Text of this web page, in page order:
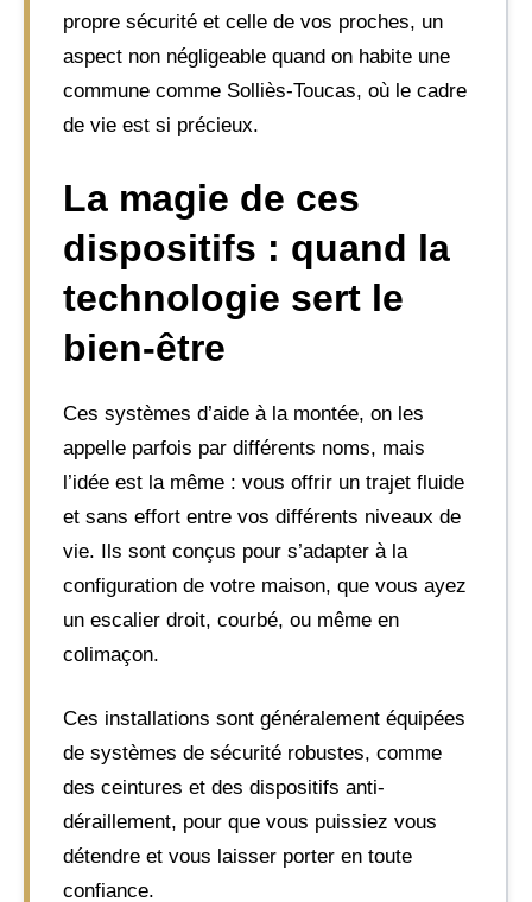
propre sécurité et celle de vos proches, un
aspect non négligeable quand on habite une
commune comme Solliès-Toucas, où le cadre
de vie est si précieux.
La magie de ces
dispositifs : quand la
technologie sert le
bien-être
Ces systèmes d’aide à la montée, on les
appelle parfois par différents noms, mais
l’idée est la même : vous offrir un trajet fluide
et sans effort entre vos différents niveaux de
vie. Ils sont conçus pour s’adapter à la
configuration de votre maison, que vous ayez
un escalier droit, courbé, ou même en
colimaçon.
Ces installations sont généralement équipées
de systèmes de sécurité robustes, comme
des ceintures et des dispositifs anti-
déraillement, pour que vous puissiez vous
détendre et vous laisser porter en toute
confiance.